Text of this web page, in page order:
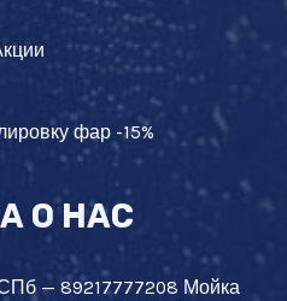
фар -15%
О НАС
— 89217777208 Мойка